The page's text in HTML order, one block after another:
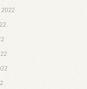
2022